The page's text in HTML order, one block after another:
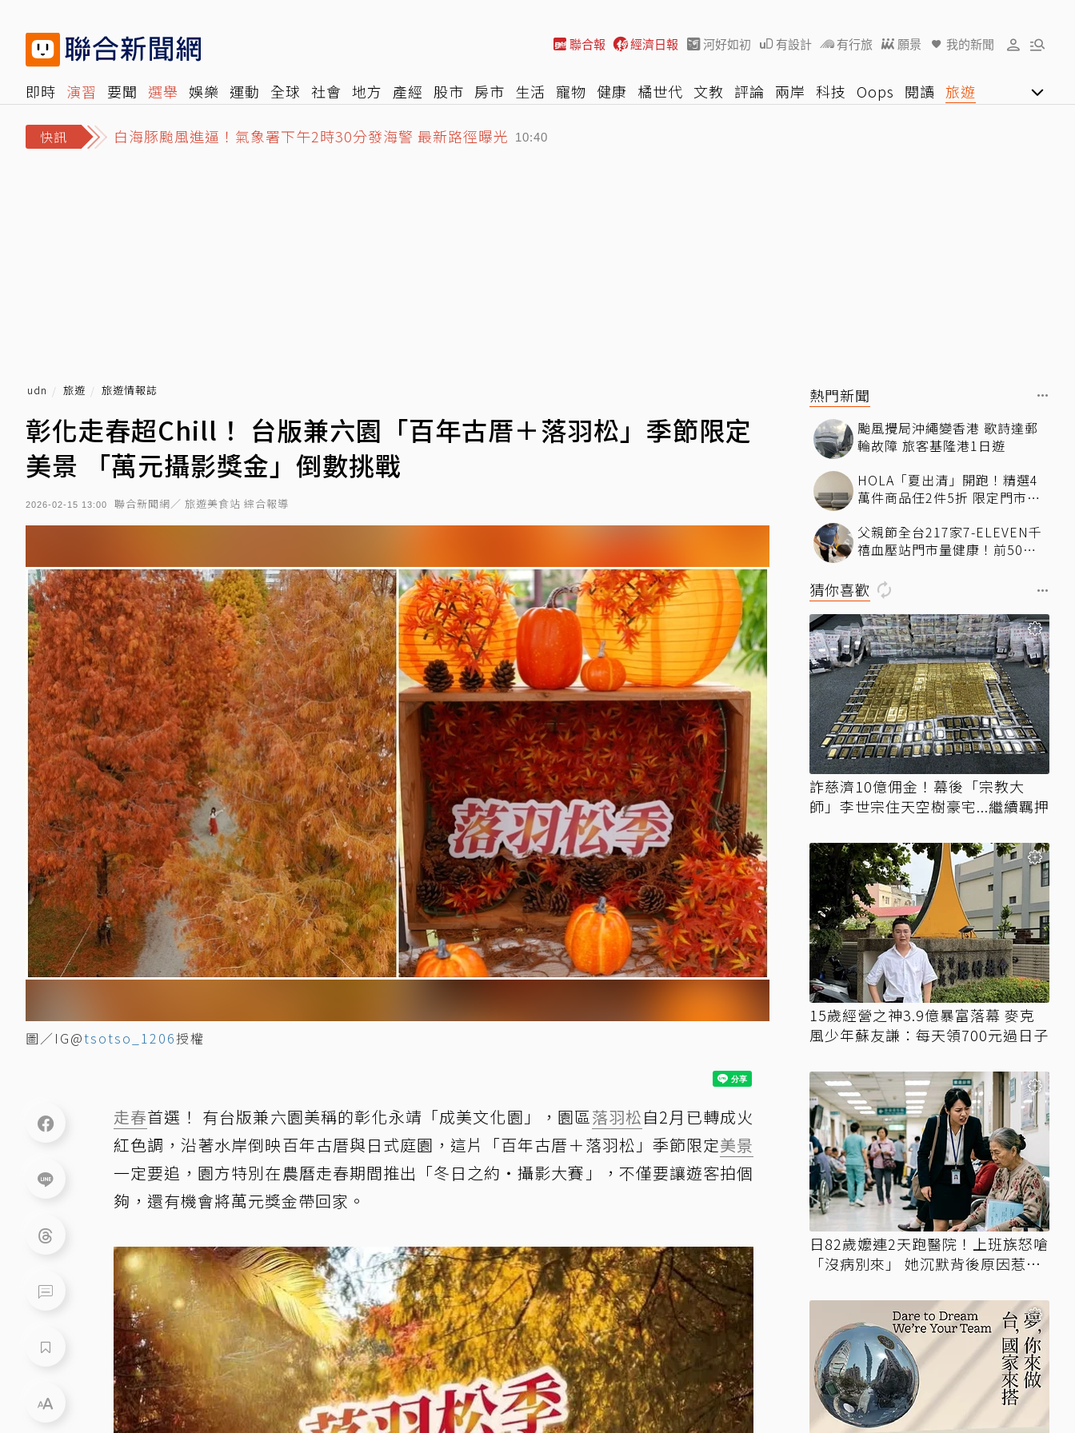
聯合報 經濟日報 河好如初 有設計 有行旅 願景 我的新聞
即時 演習 要聞 選舉 娛樂 運動 全球 社會 地方 產經 股市 房市 生活 寵物 健康 橘世代 文教 評論 兩岸 科技 Oops 閱讀 旅遊
快訊 白海豚颱風進逼！氣象署下午2時30分發海警 最新路徑曝光 10:40
udn 旅遊 旅遊情報誌
彰化走春超Chill！ 台版兼六園「百年古厝＋落羽松」季節限定
美景 「萬元攝影獎金」倒數挑戰
2026-02-15 13:00 聯合新聞網／ 旅遊美食站 綜合報導
圖／IG@tsotso_1206授權
走春首選！ 有台版兼六園美稱的彰化永靖「成美文化園」，園區落羽松自2月已轉成火
紅色調，沿著水岸倒映百年古厝與日式庭園，這片「百年古厝＋落羽松」季節限定美景
一定要追，園方特別在農曆走春期間推出「冬日之約・攝影大賽」，不僅要讓遊客拍個
夠，還有機會將萬元獎金帶回家。
熱門新聞
颱風攪局沖繩變香港 歌詩達郵
輪故障 旅客基隆港1日遊
HOLA「夏出清」開跑！精選4
萬件商品任2件5折 限定門市絕
父親節全台217家7-ELEVEN千
禧血壓站門市量健康！前50名
猜你喜歡
詐慈濟10億佣金！幕後「宗教大
師」李世宗住天空樹豪宅...繼續羈押
15歲經營之神3.9億暴富落幕 麥克
風少年蘇友謙：每天領700元過日子
日82歲嬤連2天跑醫院！上班族怒嗆
「沒病別來」 她沉默背後原因惹鼻